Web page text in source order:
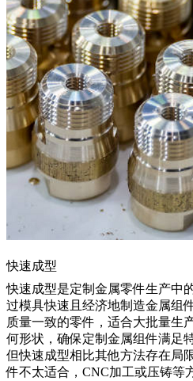
快速成型
快速成型是定制金属零件生产中
过模具快速且经济地制造金属组
质量一致的零件，适合大批量生
何形状，确保定制金属组件满足
但快速成型相比其他方法存在局
件不太适合，CNC加工或压铸等